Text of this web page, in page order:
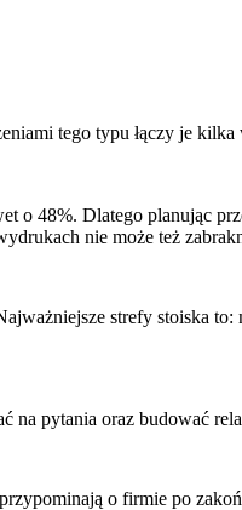
tego typu łączy je
o 48%. Dlatego planując
nie może też
strefy stoiska
na pytania oraz budować
o firmie po